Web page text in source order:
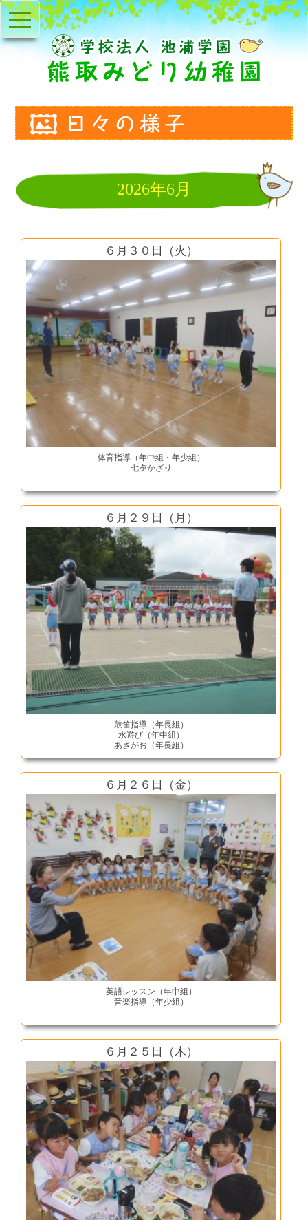
toggle
navigation
2026年6月
６月３０日（火）
体育指導（年中組・年少組）
七夕かざり
６月２９日（月）
鼓笛指導（年長組）
水遊び（年中組）
あさがお（年長組）
６月２６日（金）
英語レッスン（年中組）
音楽指導（年少組）
６月２５日（木）